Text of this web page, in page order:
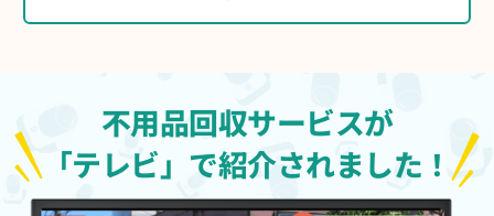
不用品回収サービスが
「テレビ」で紹介されました！